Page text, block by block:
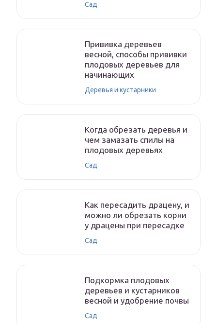
Сад
Прививка деревьев
весной, способы прививки
плодовых деревьев для
начинающих
Деревья и кустарники
Когда обрезать деревья и
чем замазать спилы на
плодовых деревьях
Сад
Как пересадить драцену, и
можно ли обрезать корни
у драцены при пересадке
Сад
Подкормка плодовых
деревьев и кустарников
весной и удобрение почвы
Сад